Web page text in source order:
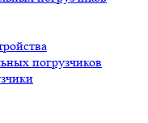
погрузчиков